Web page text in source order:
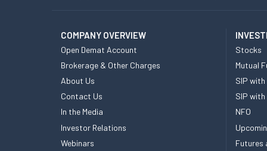
COMPANY OVERVIEW
Open Demat Account
Brokerage & Other Charges
About Us
Contact Us
In the Media
Investor Relations
Webinars
Stocks
Mutual
SIP with
SIP with
NFO
Futures